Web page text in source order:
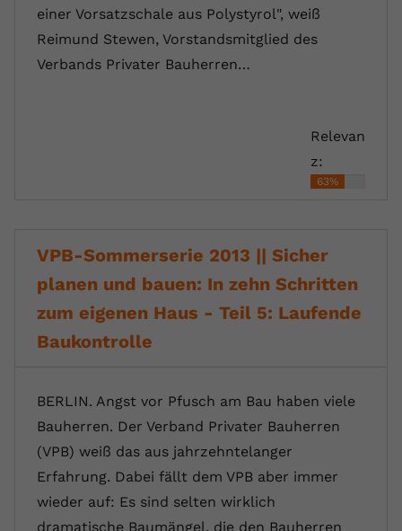
einer Vorsatzschale aus Polystyrol", weiß
Reimund Stewen, Vorstandsmitglied des
Verbands Privater Bauherren…
Relevan
z:
63%
VPB-Sommerserie 2013 || Sicher
planen und bauen: In zehn Schritten
zum eigenen Haus - Teil 5: Laufende
Baukontrolle
BERLIN. Angst vor Pfusch am Bau haben viele
Bauherren. Der Verband Privater Bauherren
(VPB) weiß das aus jahrzehntelanger
Erfahrung. Dabei fällt dem VPB aber immer
wieder auf: Es sind selten wirklich
dramatische Baumängel, die den Bauherren